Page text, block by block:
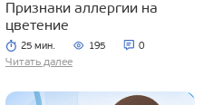
Признаки аллергии на
цветение
25 мин. 195 0
Читать далее